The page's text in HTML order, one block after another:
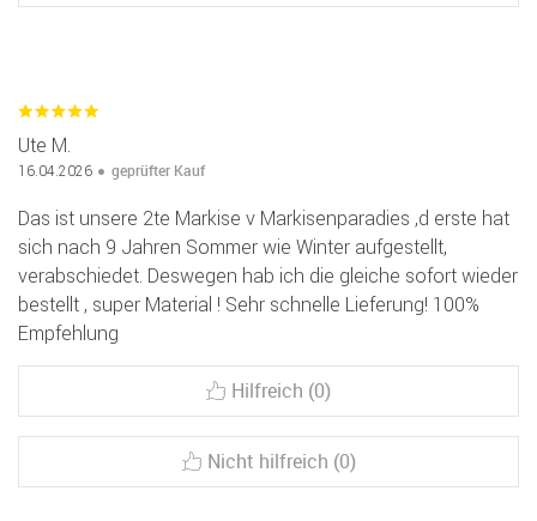
Ute M.
16.04.2026 geprüfter Kauf
Das ist unsere 2te Markise v Markisenparadies ,d erste hat
sich nach 9 Jahren Sommer wie Winter aufgestellt,
verabschiedet. Deswegen hab ich die gleiche sofort wieder
bestellt , super Material ! Sehr schnelle Lieferung! 100%
Empfehlung
Hilfreich (0)
Nicht hilfreich (0)